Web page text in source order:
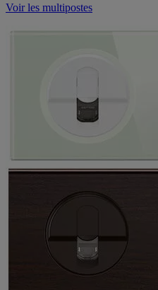
Voir les multipostes